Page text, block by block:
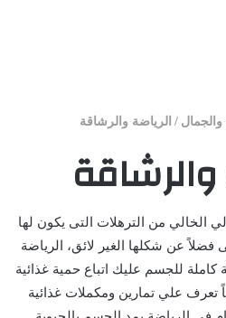
والجمال / الرياضة والرشاقة
والرشاقة
من الترهلات التى يكون لها
عن شكلها الغير لائق، الرياضة
للجسم عليك اتباع حمية غذائية
تعرف علي تمارين ومكملات غذائية